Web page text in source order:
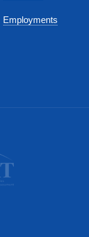
Employments